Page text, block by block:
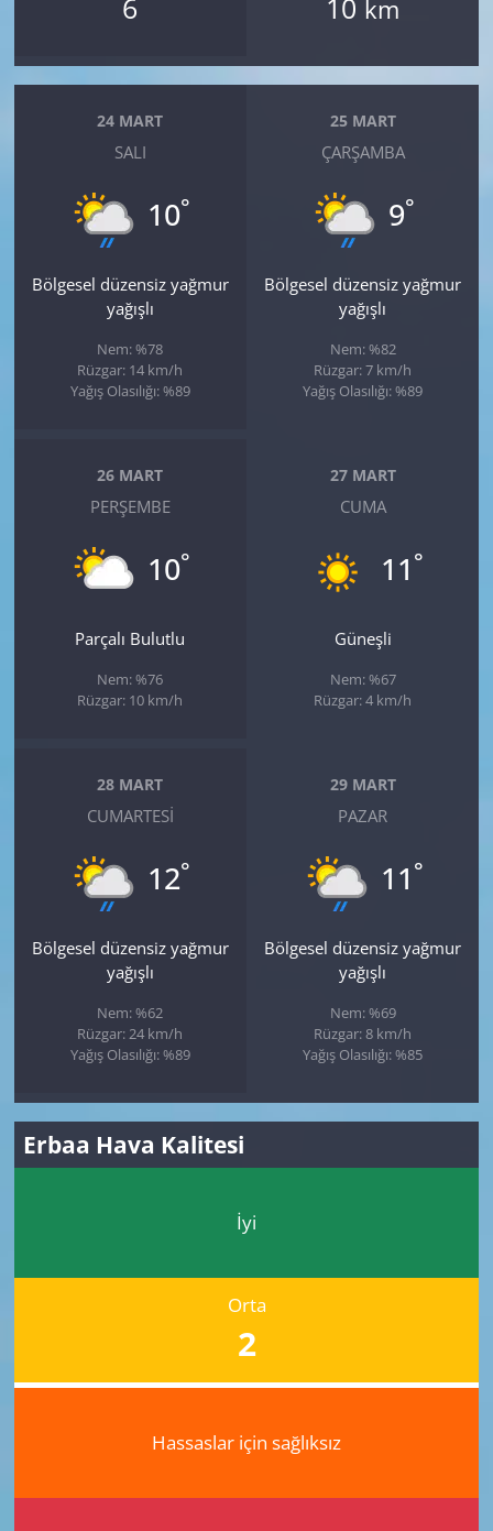
6 10 km
24 MART
SALI
10°
Bölgesel düzensiz yağmur
yağışlı
Nem: %78
Rüzgar: 14 km/h
Yağış Olasılığı: %89
25 MART
ÇARŞAMBA
9°
Bölgesel düzensiz yağmur
yağışlı
Nem: %82
Rüzgar: 7 km/h
Yağış Olasılığı: %89
26 MART
PERŞEMBE
10°
Parçalı Bulutlu
Nem: %76
Rüzgar: 10 km/h
27 MART
CUMA
11 °
Güneşli
Nem: %67
Rüzgar: 4 km/h
28 MART
CUMARTESI
12°
Bölgesel düzensiz yağmur
yağışlı
Nem: %62
Rüzgar: 24 km/h
Yağış Olasılığı: %89
29 MART
PAZAR
11 °
Bölgesel düzensiz yağmur
yağışlı
Nem: %69
Rüzgar: 8 km/h
Yağış Olasılığı: %85
Erbaa Hava Kalitesi
İyi
Orta
2
Hassaslar için sağlıksız